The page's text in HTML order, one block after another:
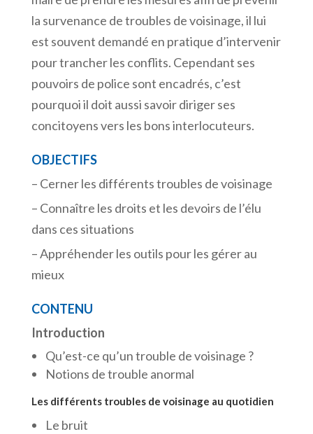
la survenance de troubles de voisinage, il lui
est souvent demandé en pratique d’intervenir
pour trancher les conflits. Cependant ses
pouvoirs de police sont encadrés, c’est
pourquoi il doit aussi savoir diriger ses
concitoyens vers les bons interlocuteurs.
OBJECTIFS
– Cerner les différents troubles de voisinage
– Connaître les droits et les devoirs de l’élu
dans ces situations
– Appréhender les outils pour les gérer au
mieux
CONTENU
Introduction
Qu’est-ce qu’un trouble de voisinage ?
Notions de trouble anormal
Les différents troubles de voisinage au quotidien
Le bruit